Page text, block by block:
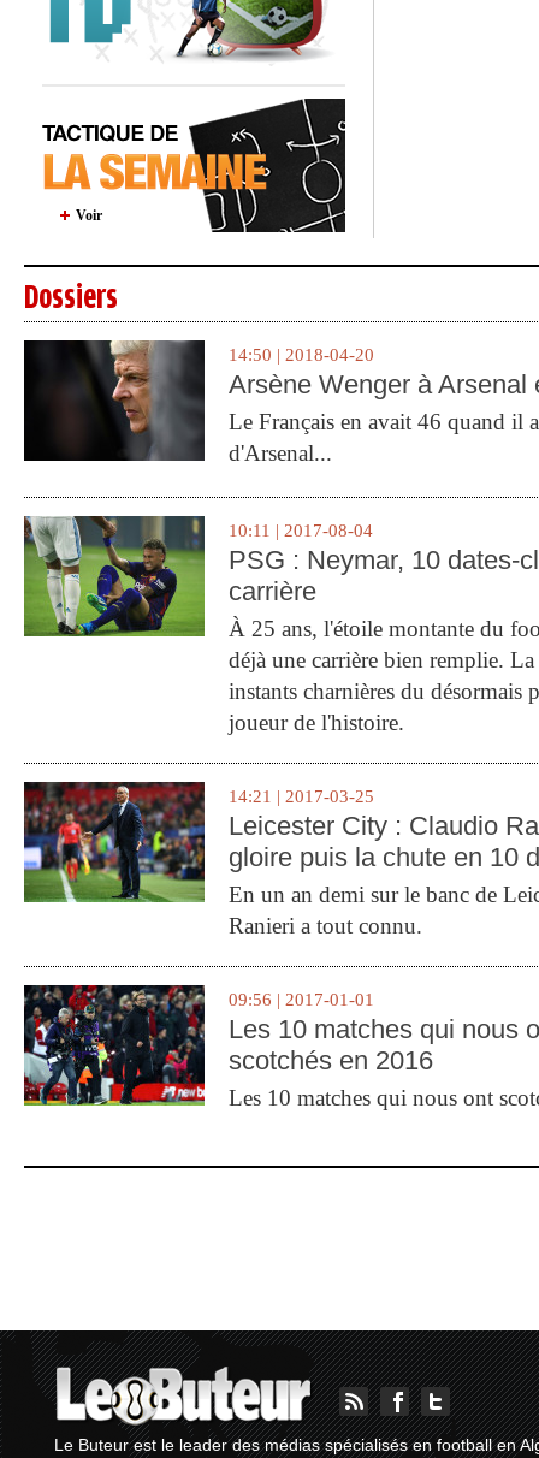
Voir
Dossiers
14:50 | 2018-04-20
Arsène Wenger à Arsenal
Le Français en avait 46 quand il
d'Arsenal...
10:11 | 2017-08-04
PSG : Neymar, 10 dates-
carrière
À 25 ans, l'étoile montante du
déjà une carrière bien remplie.
instants charnières du désormais
joueur de l'histoire.
14:21 | 2017-03-25
Leicester City : Claudio
gloire puis la chute en 10
En un an demi sur le banc de
Ranieri a tout connu.
09:56 | 2017-01-01
Les 10 matches qui nous
scotchés en 2016
Les 10 matches qui nous ont
Le Buteur est le leader des médias spécialisés en football en